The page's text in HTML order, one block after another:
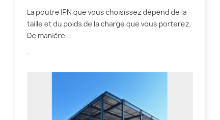
La poutre IPN que vous choisissez dépend de la
taille et du poids de la charge que vous porterez.
De manière...
.